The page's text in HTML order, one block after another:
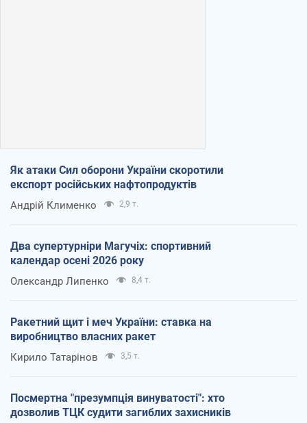
Як атаки Сил оборони України скоротили
експорт російських нафтопродуктів
Андрій Клименко 2,9 т.
Два супертурніри Магучіх: спортивний
календар осені 2026 року
Олександр Липенко 8,4 т.
Ракетний щит і меч України: ставка на
виробництво власних ракет
Кирило Татарінов 3,5 т.
Посмертна "презумпція винуватості": хто
дозволив ТЦК судити загиблих захисників